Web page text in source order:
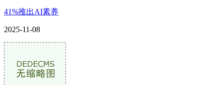
41%推出AI素养
2025-11-08